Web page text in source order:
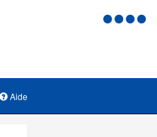
Menu
Aide